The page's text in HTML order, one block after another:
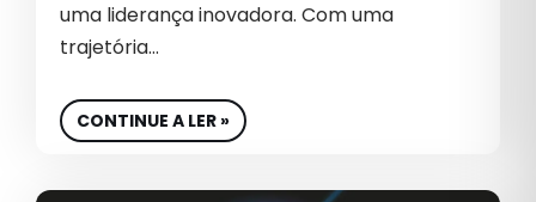
BRANDING
CAPTURA DE DEMANDA
uma liderança inovadora. Com uma
trajetória…
CONTINUE A LER »